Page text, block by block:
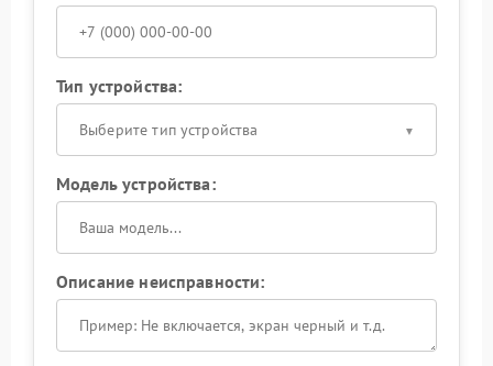
Тип устройства:
Выберите тип устройства
Модель устройства:
Описание неисправности: